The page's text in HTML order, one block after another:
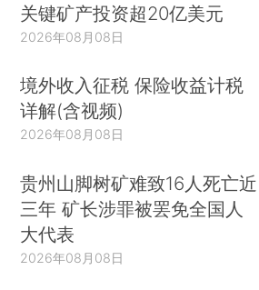
关键矿产投资超20亿美元
2026年08月08日
境外收入征税 保险收益计税
详解(含视频)
2026年08月08日
贵州山脚树矿难致16人死亡近
三年 矿长涉罪被罢免全国人
大代表
2026年08月08日